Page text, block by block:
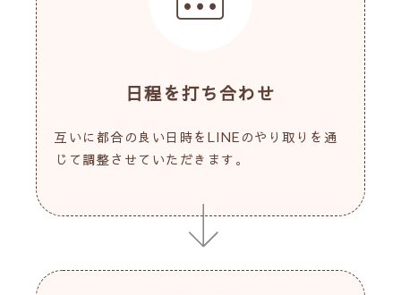
日程を打ち合わせ
互いに都合の良い日時をLINEのやり取りを通
じて調整させていただきます。